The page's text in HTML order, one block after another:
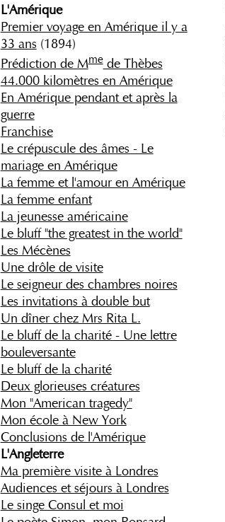
L'Amérique
Premier voyage en Amérique il y a
33 ans (1894)
Prédiction de Mmede Thèbes
44.000 kilomètres en Amérique
En Amérique pendant et après la
guerre
Franchise
Le crépuscule des âmes - Le
mariage en Amérique
La femme et l'amour en Amérique
La femme enfant
La jeunesse américaine
Le bluff "the greatest in the world"
Les Mécènes
Une drôle de visite
Le seigneur des chambres noires
Les invitations à double but
Un dîner chez Mrs Rita L.
Le bluff de la charité - Une lettre
bouleversante
Le bluff de la charité
Deux glorieuses créatures
Mon "American tragedy"
Mon école à New York
Conclusions de l'Amérique
L'Angleterre
Ma première visite à Londres
Audiences et séjours à Londres
Le singe Consul et moi